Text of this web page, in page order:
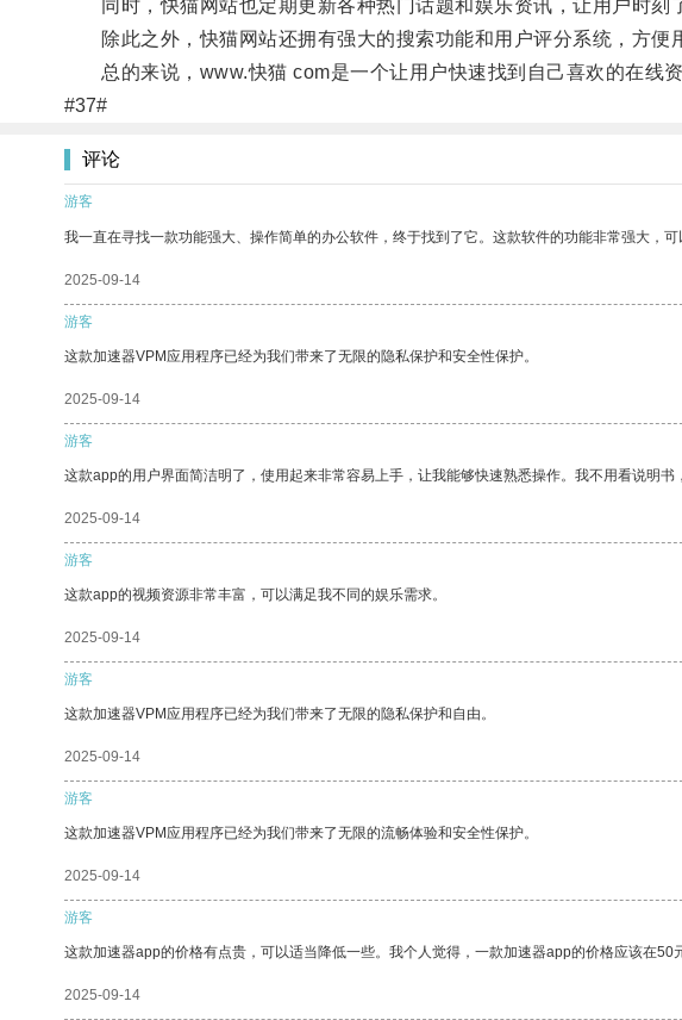
同时，快猫网站也定期更新各种热门话题和娱乐资讯，让用户时刻
除此之外，快猫网站还拥有强大的搜索功能和用户评分系统，方便
总的来说，www.快猫 com是一个让用户快速找到自己喜欢的在线资
#37#
评论
游客
我一直在寻找一款功能强大、操作简单的办公软件，终于找到了它。这款软件的功能非常强大，
2025-09-14
游客
这款加速器VPM应用程序已经为我们带来了无限的隐私保护和安全性保护。
2025-09-14
游客
这款app的用户界面简洁明了，使用起来非常容易上手，让我能够快速熟悉操作。我不用看说明书
2025-09-14
游客
这款app的视频资源非常丰富，可以满足我不同的娱乐需求。
2025-09-14
游客
这款加速器VPM应用程序已经为我们带来了无限的隐私保护和自由。
2025-09-14
游客
这款加速器VPM应用程序已经为我们带来了无限的流畅体验和安全性保护。
2025-09-14
游客
这款加速器app的价格有点贵，可以适当降低一些。我个人觉得，一款加速器app的价格应该在50
2025-09-14